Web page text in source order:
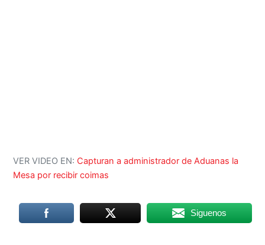
VER VIDEO EN: Capturan a administrador de Aduanas la
Mesa por recibir coimas
Siguenos